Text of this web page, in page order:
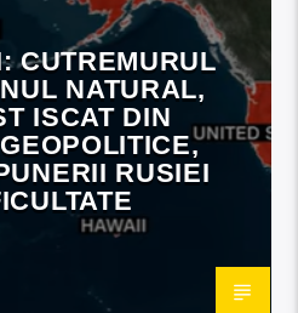
CUTREMURUL
NATURAL,
ISCAT DIN
RUSIEI